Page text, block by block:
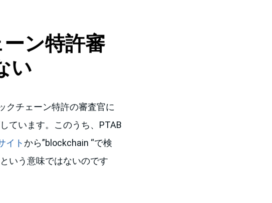
ン特許審
い
クチェーン特許の審査官に
ています。このうち、PTAB
イトから”blockchain “で検
いう意味ではないのです